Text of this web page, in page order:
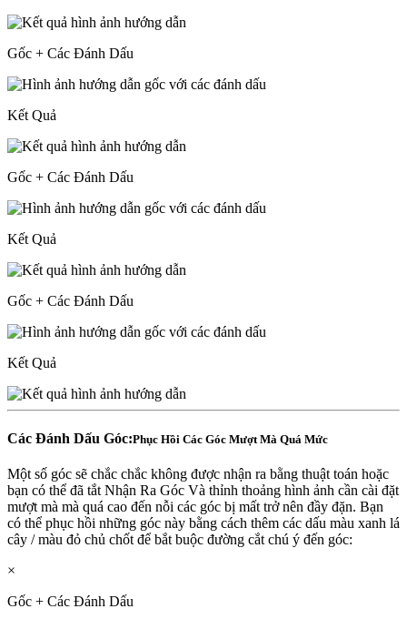
Gốc + Các Đánh Dấu
Kết Quả
Gốc + Các Đánh Dấu
Kết Quả
Gốc + Các Đánh Dấu
Kết Quả
Các Đánh Dấu Góc:Phục Hồi Các Góc Mượt Mà Quá Mức
Một số góc sẽ chắc chắc không được nhận ra bằng thuật toán hoặc
bạn có thể đã tắt Nhận Ra Góc Và thỉnh thoảng hình ảnh cần cài đặt
mượt mà mà quá cao đến nỗi các góc bị mất trở nên đầy đặn. Bạn
có thể phục hồi những góc này bằng cách thêm các dấu màu xanh lá
cây / màu đỏ chủ chốt để bắt buộc đường cắt chú ý đến góc:
×
Gốc + Các Đánh Dấu